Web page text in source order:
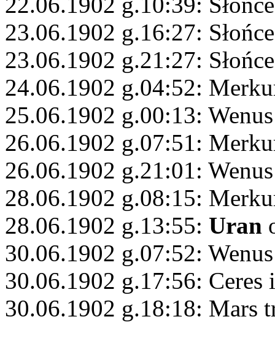
23.06.1902 g.16:27:
23.06.1902 g.21:27:
24.06.1902 g.04:52:
25.06.1902 g.00:13:
26.06.1902 g.07:51:
26.06.1902 g.21:01:
28.06.1902 g.08:15:
28.06.1902 g.13:55: Uran
30.06.1902 g.07:52:
30.06.1902 g.17:56: Ceres
30.06.1902 g.18:18: Mars